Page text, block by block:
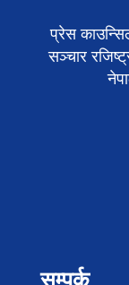
प्रेस
सञ्चार
सम्पर्क